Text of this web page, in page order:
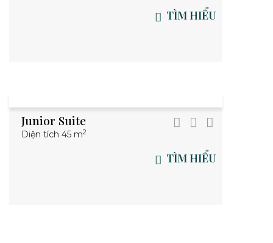
TÌM HIỂU
Junior Suite
Diện tích 45 m2
TÌM HIỂU